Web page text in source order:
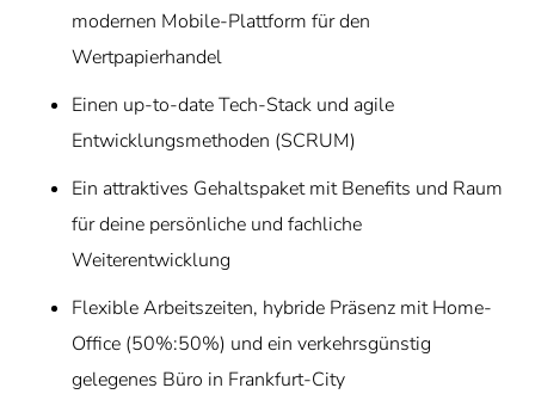
modernen Mobile-Plattform für den
Wertpapierhandel
Einen up-to-date Tech-Stack und agile
Entwicklungsmethoden (SCRUM)
Ein attraktives Gehaltspaket mit Benefits und Raum
für deine persönliche und fachliche
Weiterentwicklung
Flexible Arbeitszeiten, hybride Präsenz mit Home-
Office (50%:50%) und ein verkehrsgünstig
gelegenes Büro in Frankfurt-City